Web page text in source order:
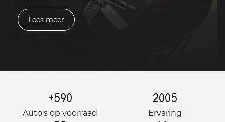
Lees meer
+590
Auto's op voorraad
2005
Ervaring